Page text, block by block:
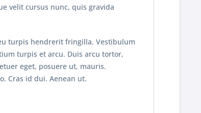
velit cursus nunc, quis gravida
turpis hendrerit fringilla. Vestibulum
turpis et arcu. Duis arcu tortor,
eget, posuere ut, mauris.
Cras id dui. Aenean ut.